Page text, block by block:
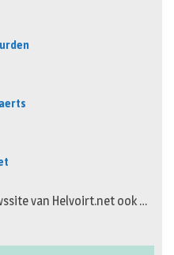
van Helvoirt.net ook …